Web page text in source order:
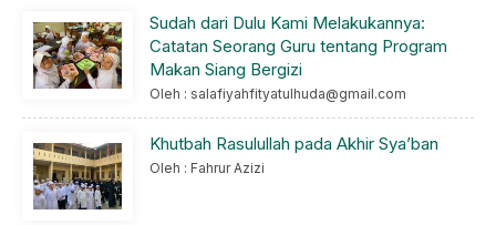
Sudah dari Dulu Kami Melakukannya:
Catatan Seorang Guru tentang Program
Makan Siang Bergizi
Oleh : salafiyahfityatulhuda@gmail.com
Khutbah Rasulullah pada Akhir Sya’ban
Oleh : Fahrur Azizi